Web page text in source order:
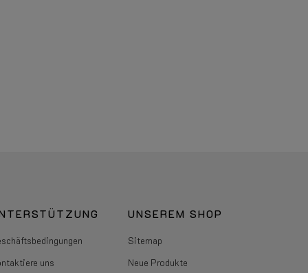
uns
UNSEREM SHOP
Sitemap
Neue Produkte